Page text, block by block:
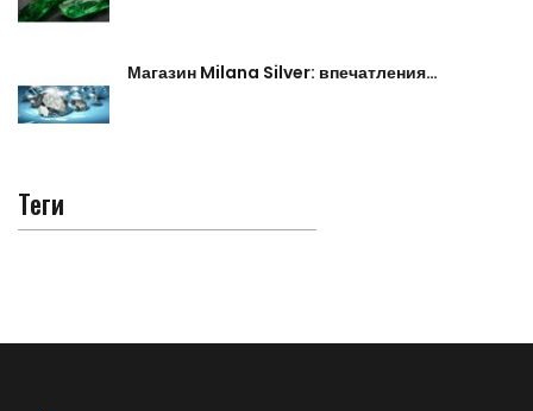
Магазин Milana Silver: впечатления…
Теги